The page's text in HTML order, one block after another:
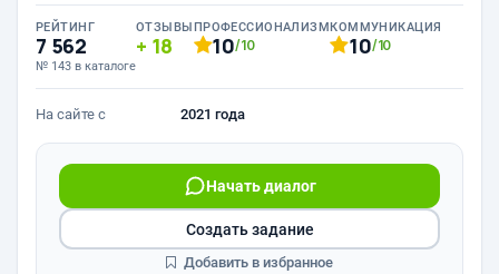
РЕЙТИНГ
7 562
№ 143 в каталоге
ОТЗЫВЫ
18
ПРОФЕССИОНАЛИЗМ
10/10
КОММУНИКАЦИЯ
10/10
На сайте с 2021 года
Начать диалог
Создать задание
Добавить в избранное